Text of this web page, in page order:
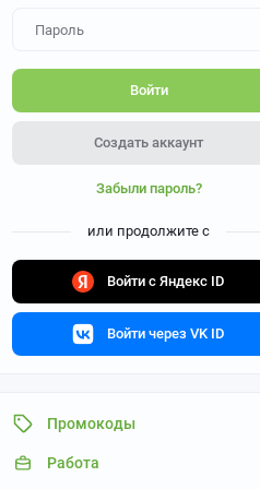
Войти
Создать аккаунт
Забыли пароль?
или продолжите с
Войти с Яндекс ID
Войти через VK ID
Промокоды
Работа